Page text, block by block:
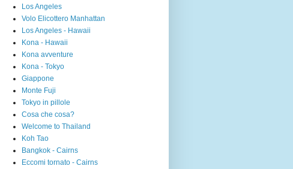
Los Angeles
Volo Elicottero Manhattan
Los Angeles - Hawaii
Kona - Hawaii
Kona avventure
Kona - Tokyo
Giappone
Monte Fuji
Tokyo in pillole
Cosa che cosa?
Welcome to Thailand
Koh Tao
Bangkok - Cairns
Eccomi tornato - Cairns